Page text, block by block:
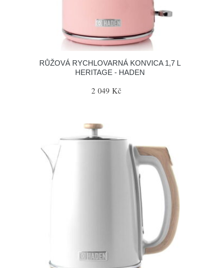
RŮŽOVÁ RYCHLOVARNÁ KONVICA 1,7 L
HERITAGE - HADEN
2 049 Kč